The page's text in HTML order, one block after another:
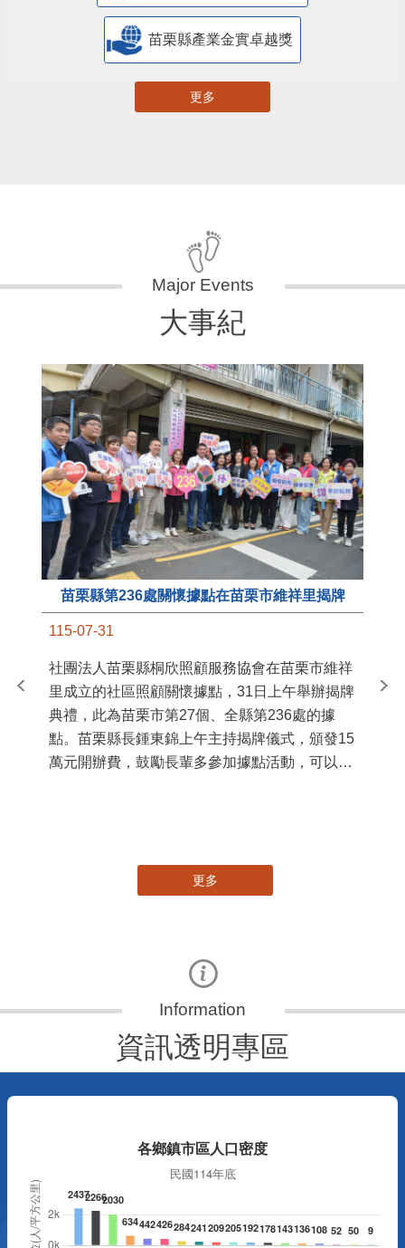
苗栗縣產業金實卓越獎
更多
大事紀
苗栗縣第236處關懷據點在苗栗市維祥里揭牌
115-07-31
社團法人苗栗縣桐欣照顧服務協會在苗栗市維祥
里成立的社區照顧關懷據點，31日上午舉辦揭牌
典禮，此為苗栗市第27個、全縣第236處的據
點。苗栗縣長鍾東錦上午主持揭牌儀式，頒發15
萬元開辦費，鼓勵長輩多參加據點活動，可以更
苗
更多
資訊透明專區